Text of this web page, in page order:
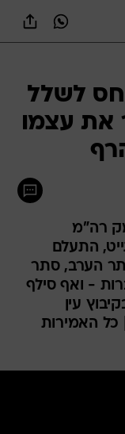
לשלל
את עצמו
רה"מ
התעלם
הערב, סתר
- ואף סילף
עין
האמירות